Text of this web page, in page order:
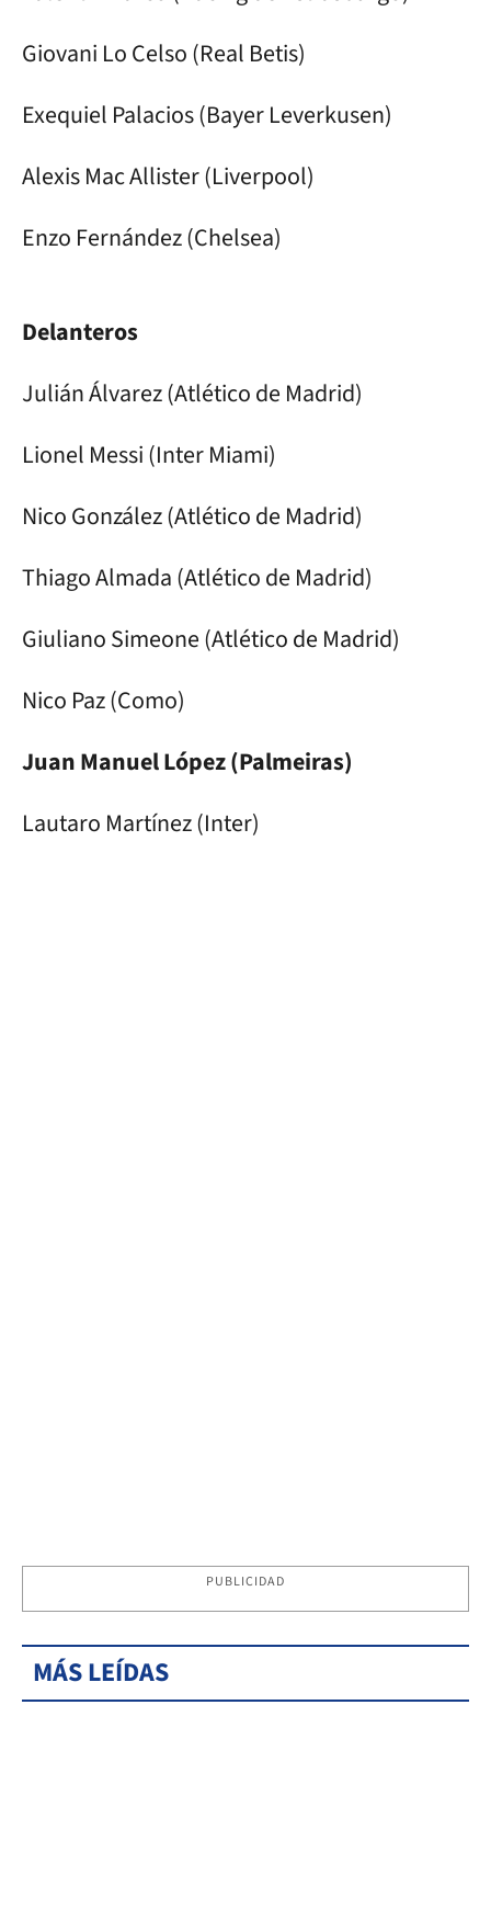
Giovani Lo Celso (Real Betis)
Exequiel Palacios (Bayer Leverkusen)
Alexis Mac Allister (Liverpool)
Enzo Fernández (Chelsea)
Delanteros
Julián Álvarez (Atlético de Madrid)
Lionel Messi (Inter Miami)
Nico González (Atlético de Madrid)
Thiago Almada (Atlético de Madrid)
Giuliano Simeone (Atlético de Madrid)
Nico Paz (Como)
Juan Manuel López (Palmeiras)
Lautaro Martínez (Inter)
PUBLICIDAD
MÁS LEÍDAS